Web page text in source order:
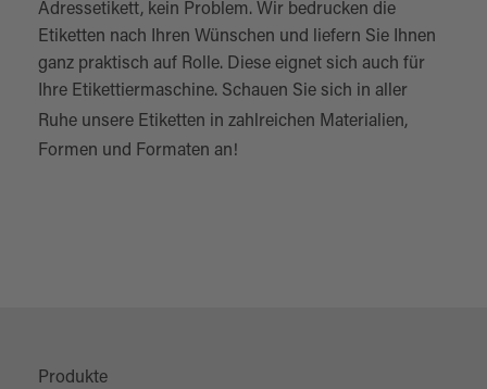
Adressetikett, kein Problem. Wir bedrucken die
Etiketten nach Ihren Wünschen und liefern Sie Ihnen
ganz praktisch auf Rolle. Diese eignet sich auch für
Ihre Etikettiermaschine. Schauen Sie sich in aller
Ruhe unsere Etiketten in zahlreichen Materialien,
Formen und Formaten an!
Produkte